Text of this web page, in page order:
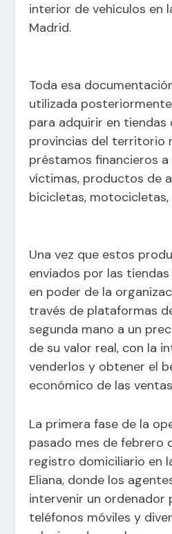
interior de vehículos en
Madrid.
Toda esa
utilizada
para adquirir en
provincias del territorio
préstamos financieros
víctimas, productos de
bicicletas, motocicletas,
Una vez que estos
enviados por las
en poder de la
través de plataformas
segunda mano a un
de su valor real, con la
venderlos y obtener el
económico de las
La primera fase de la
pasado mes de febrero
registro domiciliario en
Eliana, donde los
intervenir un ordenador
teléfonos móviles y